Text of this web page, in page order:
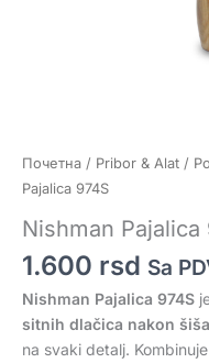
Почетна / Pribor & Alat /
Pajalica 974S
Nishman Pajalica
1.600 rsd Sa
Nishman Pajalica 974S
sitnih dlačica nakon
na svaki detalj. Kombinuje